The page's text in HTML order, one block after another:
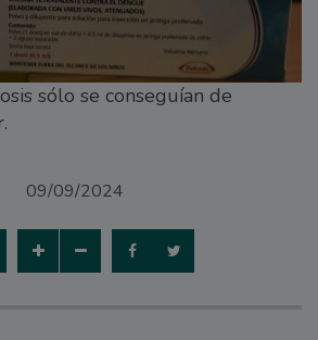
sólo se conseguían de
09/09/2024